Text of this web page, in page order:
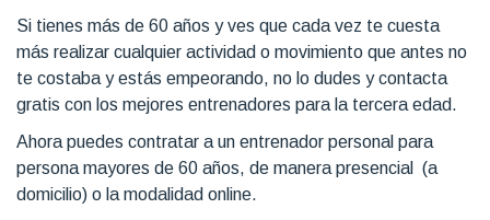
Si tienes más de 60 años y ves que cada vez te cuesta
más realizar cualquier actividad o movimiento que antes no
te costaba y estás empeorando, no lo dudes y contacta
gratis con los mejores entrenadores para la tercera edad.
Ahora puedes contratar a un entrenador personal para
persona mayores de 60 años, de manera presencial (a
domicilio) o la modalidad online.